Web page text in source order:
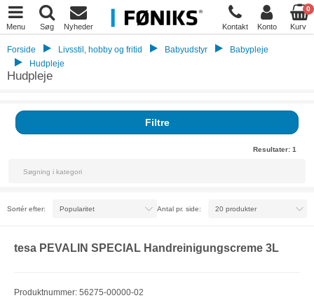
Menu Søg Nyheder Kontakt Konto
0
Kurv
Forside Livsstil, hobby og fritid Babyudstyr
Babypleje
Hudpleje
Hudpleje
Filtre
Resultater: 1
Sortér efter: Antal pr. side:
tesa PEVALIN SPECIAL Handreinigungscreme 3L
Produktnummer: 56275-00000-02